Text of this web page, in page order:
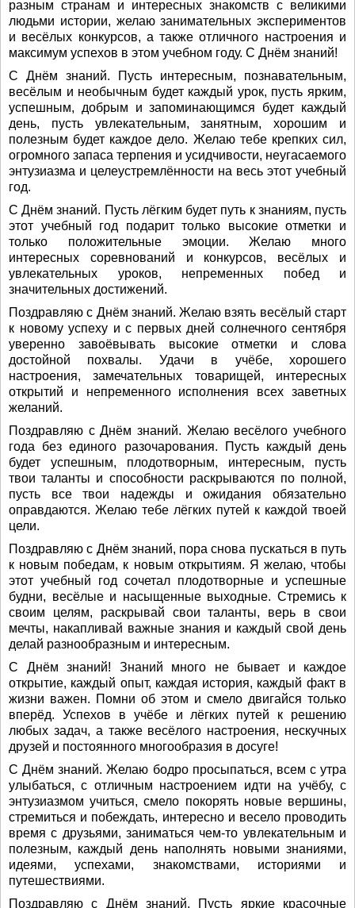
разным странам и интересных знакомств с великими
людьми истории, желаю занимательных экспериментов
и весёлых конкурсов, а также отличного настроения и
максимум успехов в этом учебном году. С Днём знаний!
С Днём знаний. Пусть интересным, познавательным,
весёлым и необычным будет каждый урок, пусть ярким,
успешным, добрым и запоминающимся будет каждый
день, пусть увлекательным, занятным, хорошим и
полезным будет каждое дело. Желаю тебе крепких сил,
огромного запаса терпения и усидчивости, неугасаемого
энтузиазма и целеустремлённости на весь этот учебный
год.
С Днём знаний. Пусть лёгким будет путь к знаниям, пусть
этот учебный год подарит только высокие отметки и
только положительные эмоции. Желаю много
интересных соревнований и конкурсов, весёлых и
увлекательных уроков, непременных побед и
значительных достижений.
Поздравляю с Днём знаний. Желаю взять весёлый старт
к новому успеху и с первых дней солнечного сентября
уверенно завоёвывать высокие отметки и слова
достойной похвалы. Удачи в учёбе, хорошего
настроения, замечательных товарищей, интересных
открытий и непременного исполнения всех заветных
желаний.
Поздравляю с Днём знаний. Желаю весёлого учебного
года без единого разочарования. Пусть каждый день
будет успешным, плодотворным, интересным, пусть
твои таланты и способности раскрываются по полной,
пусть все твои надежды и ожидания обязательно
оправдаются. Желаю тебе лёгких путей к каждой твоей
цели.
Поздравляю с Днём знаний, пора снова пускаться в путь
к новым победам, к новым открытиям. Я желаю, чтобы
этот учебный год сочетал плодотворные и успешные
будни, весёлые и насыщенные выходные. Стремись к
своим целям, раскрывай свои таланты, верь в свои
мечты, накапливай важные знания и каждый свой день
делай разнообразным и интересным.
С Днём знаний! Знаний много не бывает и каждое
открытие, каждый опыт, каждая история, каждый факт в
жизни важен. Помни об этом и смело двигайся только
вперёд. Успехов в учёбе и лёгких путей к решению
любых задач, а также весёлого настроения, нескучных
друзей и постоянного многообразия в досуге!
С Днём знаний. Желаю бодро просыпаться, всем с утра
улыбаться, с отличным настроением идти на учёбу, с
энтузиазмом учиться, смело покорять новые вершины,
стремиться и побеждать, интересно и весело проводить
время с друзьями, заниматься чем-то увлекательным и
полезным, каждый день наполнять новыми знаниями,
идеями, успехами, знакомствами, историями и
путешествиями.
Поздравляю с Днём знаний. Пусть яркие красочные